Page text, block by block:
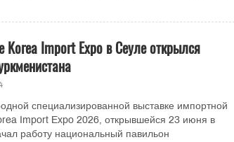
Korea Import Expo в Сеуле открылся
специализированной выставке импортной
Import Expo 2026, открывшейся 23 июня в
работу национальный павильон